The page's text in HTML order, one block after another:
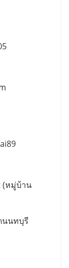
(หมู่บ้าน
นนทบุรี